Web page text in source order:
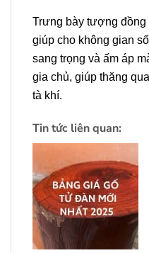
Trưng bày tượng
giúp cho không gian
sang trọng và ấm áp
gia chủ, giúp thăng
tà khí.
Tin tức liên quan: